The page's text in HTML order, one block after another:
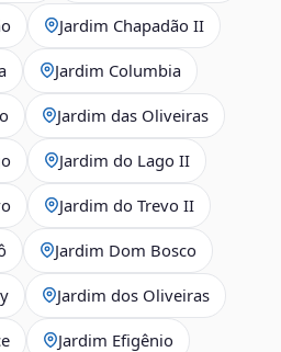
Jardim Chapadão II
Jardim Columbia
Jardim das Oliveiras
Jardim do Lago II
Jardim do Trevo II
Jardim Dom Bosco
Jardim dos Oliveiras
Jardim Efigênio